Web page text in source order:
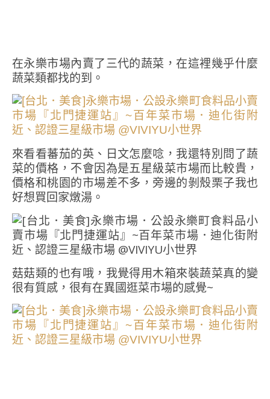
在永樂市場內賣了三代的蔬菜，在這裡幾乎什麼
蔬菜類都找的到。
來看看蕃茄的英、日文怎麼唸，我還特別問了蔬
菜的價格，不會因為是五星級菜市場而比較貴，
價格和桃園的市場差不多，旁邊的剝殼栗子我也
好想買回家燉湯。
菇菇類的也有哦，我覺得用木箱來裝蔬菜真的變
很有質感，很有在異國逛菜市場的感覺~